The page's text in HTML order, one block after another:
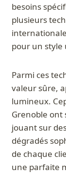
besoins
plusieurs
pour un style
Parmi ces
valeur sûre,
lumineux.
Grenoble
jouant sur
dégradés
de chaque
une parfaite